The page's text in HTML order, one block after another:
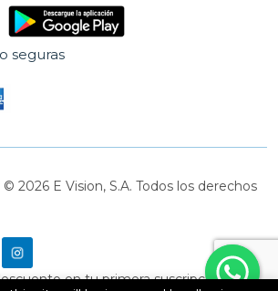
seguras
2026 E Vision, S.A. Todos los derechos
en tu primera suscripción